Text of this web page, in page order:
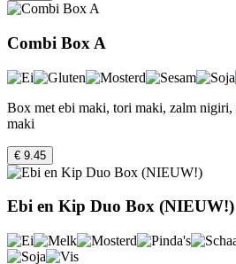
Combi Box A
Box met ebi maki, tori maki, zalm
maki
€ 9.45
Ebi en Kip Duo Box (NIEUW!)